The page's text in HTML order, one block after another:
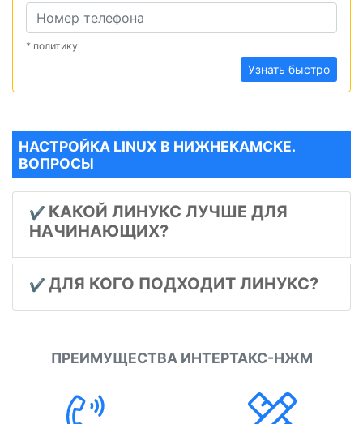
* политику
Узнать быстро
НАСТРОЙКА LINUX В НИЖНЕКАМСКЕ.
ВОПРОСЫ
✔️ КАКОЙ ЛИНУКС ЛУЧШЕ ДЛЯ
НАЧИНАЮЩИХ?
✔️ ДЛЯ КОГО ПОДХОДИТ ЛИНУКС?
ПРЕИМУЩЕСТВА ИНТЕРТАКС-НЖМ